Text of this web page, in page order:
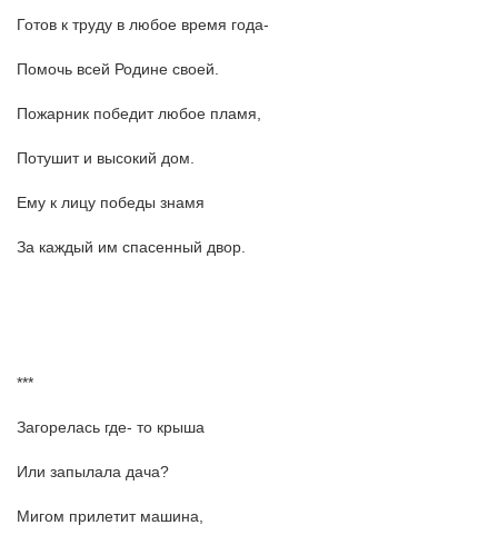
Готов к труду в любое время года-
Помочь всей Родине своей.
Пожарник победит любое пламя,
Потушит и высокий дом.
Ему к лицу победы знамя
За каждый им спасенный двор.
***
Загорелась где- то крыша
Или запылала дача?
Мигом прилетит машина,